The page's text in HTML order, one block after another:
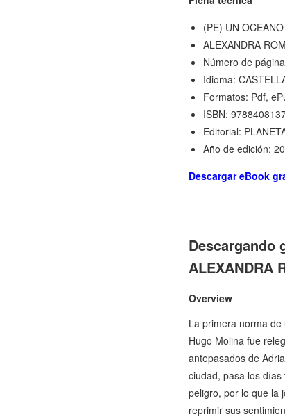
(PE) UN
ALEXANDRA
Número de
Idioma:
Formatos: Pdf,
ISBN:
Editorial:
Año de edición:
Descargar eBook
Descargando
ALEXANDRA
Overview
La primera norma
Hugo Molina fue
antepasados de
ciudad, pasa los
peligro, por lo que la
reprimir sus